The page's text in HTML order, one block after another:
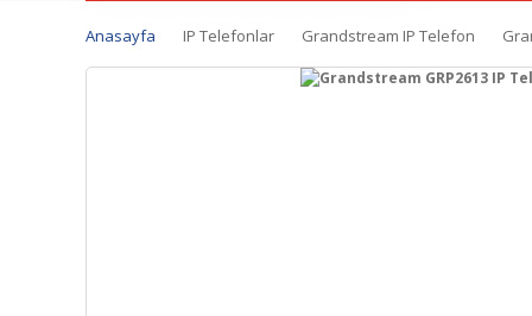
Anasayfa IP Telefonlar Grandstream IP Telefon